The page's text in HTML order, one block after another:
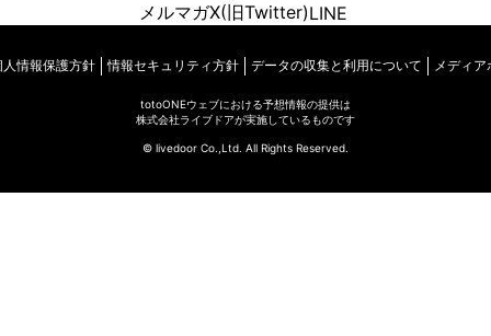
メルマガX(旧Twitter)LINE
人情報保護方針 情報セキュリティ方針 データの収集と利用について メディア
totoONEウェブにおける予想情報の提供は
株式会社ライブドアが実施しているものです
© livedoor Co.,Ltd. All Rights Reserved.